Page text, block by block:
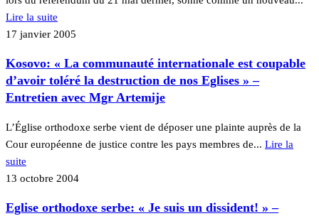
Lire la suite
17 janvier 2005
Kosovo: « La communauté internationale est coupable
d’avoir toléré la destruction de nos Eglises » –
Entretien avec Mgr Artemije
L’Église orthodoxe serbe vient de déposer une plainte auprès de la
Cour européenne de justice contre les pays membres de... Lire la
suite
13 octobre 2004
Eglise orthodoxe serbe: « Je suis un dissident! » –